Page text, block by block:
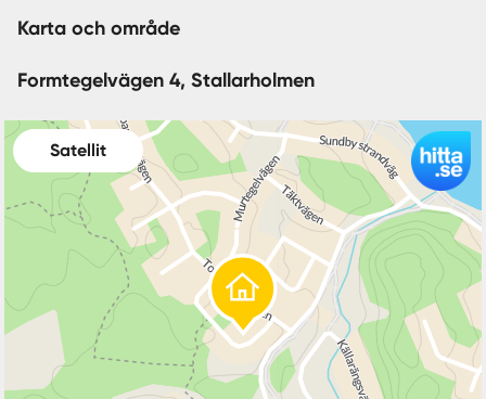
Karta och område
Formtegelvägen 4, Stallarholmen
Satellit